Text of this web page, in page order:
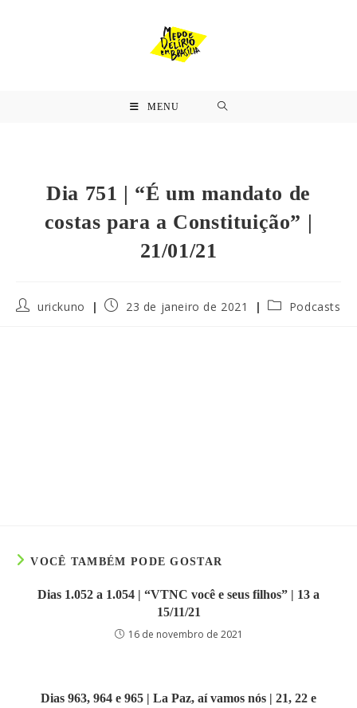
MENU
Dia 751 | “É um mandato de
costas para a Constituição” |
21/01/21
urickuno 23 de janeiro de 2021 Podcasts
VOCÊ TAMBÉM PODE GOSTAR
Dias 1.052 a 1.054 | “VTNC você e seus filhos” | 13 a
15/11/21
16 de novembro de 2021
Dias 963, 964 e 965 | La Paz, aí vamos nós | 21, 22 e